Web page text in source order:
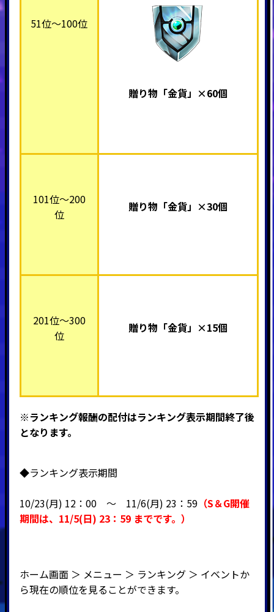
51位～100位
贈り物「金貨」×60個
101位～200
位
贈り物「金貨」×30個
201位～300
位
贈り物「金貨」×15個
※ランキング報酬の配付はランキング表示期間終了後
となります。
◆ランキング表示期間
10/23(月) 12：00 ～ 11/6(月) 23：59（S＆G開催
期間は、11/5(日) 23：59 までです。）
ホーム画面 ＞ メニュー ＞ ランキング ＞ イベントか
ら現在の順位を見ることができます。